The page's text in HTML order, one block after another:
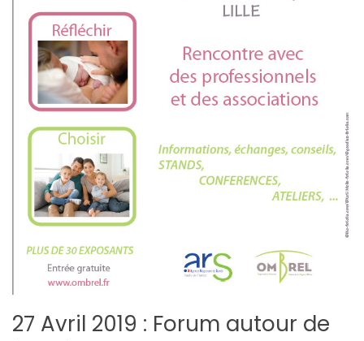
27 Avril 2019 : Forum autour de